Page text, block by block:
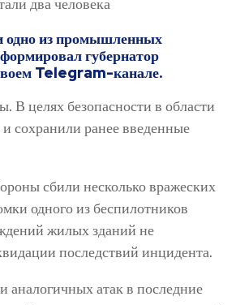
два человека
одно из промышленных
губернатор
Telegram-канале.
В целях безопасности в области
сохранили ранее введенные
сбили несколько вражеских
одного из беспилотников
жилых зданий не
последствий инцидента.
аналогичных атак в последние